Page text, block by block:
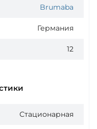
Brumaba
Германия
12
Стационарная